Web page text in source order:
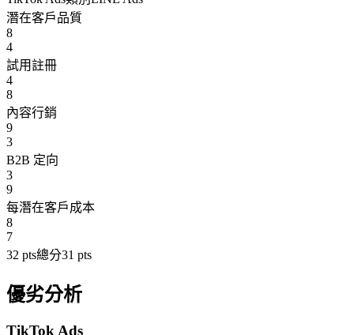
潛在客戶品質
8
4
試用註冊
4
8
內容行銷
9
3
B2B 定向
3
9
每潛在客戶成本
8
7
32 pts總分31 pts
優劣分析
TikTok Ads